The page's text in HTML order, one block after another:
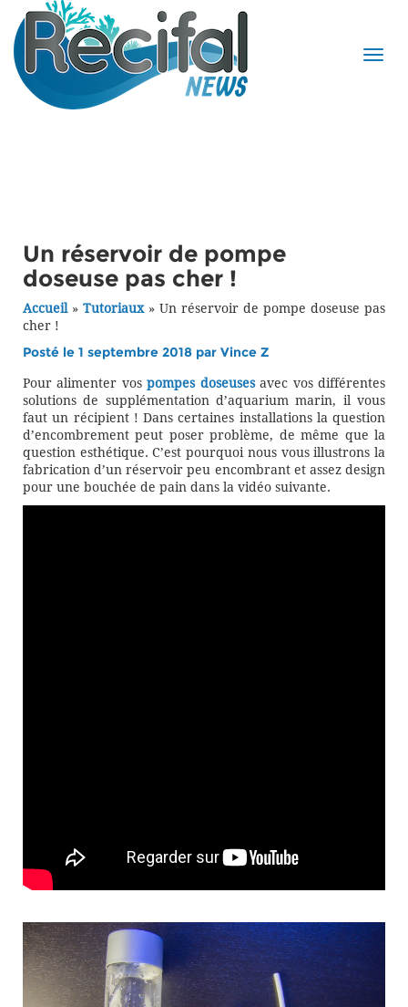
Un réservoir de pompe
doseuse pas cher !
Accueil» Tutoriaux» Un réservoir de pompe doseuse pas
cher !
Posté le 1 septembre 2018 par Vince Z
Pour alimenter vospompes doseusesavec vos différentes
solutions de supplémentation d’aquarium marin, il vous
faut un récipient ! Dans certaines installations la question
d’encombrement peut poser problème, de même que la
question esthétique. C’est pourquoi nous vous illustrons la
fabrication d’un réservoir peu encombrant et assez design
pour une bouchée de pain dans la vidéo suivante.